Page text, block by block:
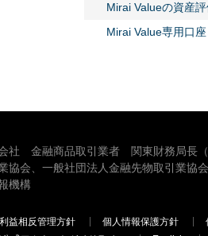
Mirai Valueの資産
Mirai Value専用口
社 金融商品取引業者 関東財務局長
協会、一般社団法人金融先物取引業
機構
利益相反管理方針 個人情報保護方針